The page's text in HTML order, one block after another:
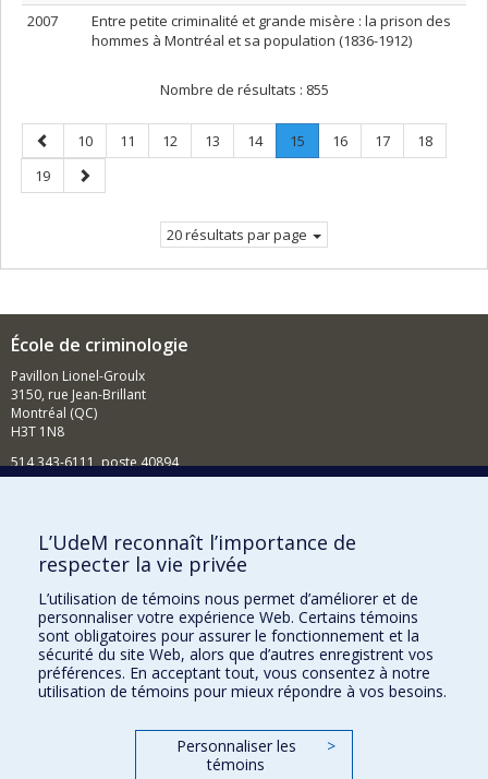
2007
Entre petite criminalité et grande misère : la prison des
hommes à Montréal et sa population (1836-1912)
Nombre de résultats : 855
Page
précédente
Page
10 Page
11 Page
12 Page
13 Page
14 Page
15
Page
Page
16 Page
17 Page
18
Page
19
Page
suivante
20 résultats par page
École de criminologie
Pavillon Lionel-Groulx
3150, rue Jean-Brillant
Montréal (QC)
H3T 1N8
514 343-6111, poste 40894
Comment soutenir l'École?
BESOIN D'AIDE?
Plan du site
Signaler une erreur
Accessibilité
FACULTÉ DES ARTS ET DES SCIENCES
Nos départements et écoles
L’UdeM reconnaît l’importance de
respecter la vie privée
L’utilisation de témoins nous permet d’améliorer et de
personnaliser votre expérience Web. Certains témoins
sont obligatoires pour assurer le fonctionnement et la
sécurité du site Web, alors que d’autres enregistrent vos
préférences. En acceptant tout, vous consentez à notre
utilisation de témoins pour mieux répondre à vos besoins.
Personnaliser les
témoins
>